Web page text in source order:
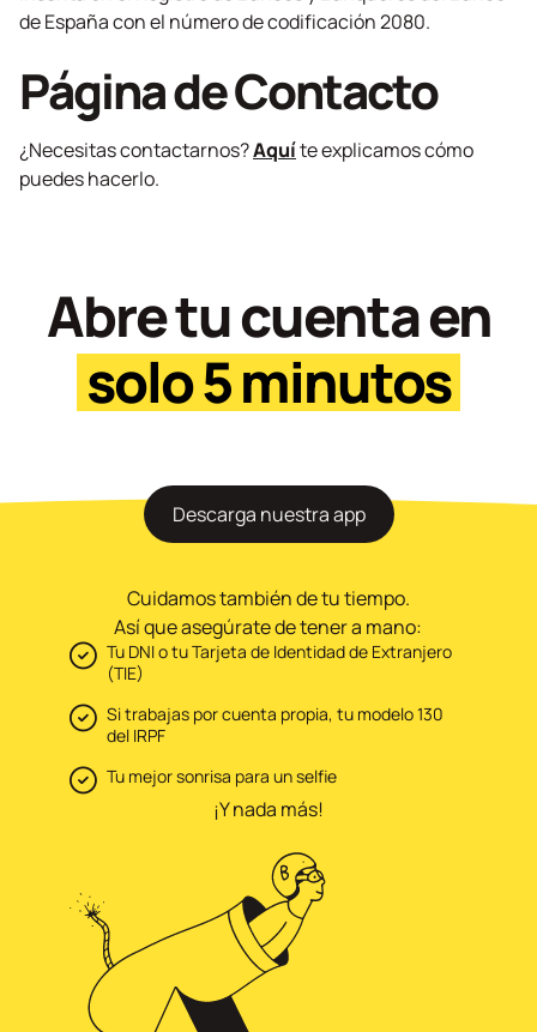
de España con el número de codificación 2080.
Página de Contacto
¿Necesitas contactarnos?Aquíte explicamos cómo
puedes hacerlo.
Abre tu cuenta en
solo 5 minutos
Descarga nuestra app
Cuidamos también de tu tiempo.
Así que asegúrate de tener a mano:
Tu DNI o tu Tarjeta de Identidad de Extranjero
(TIE)
Si trabajas por cuenta propia, tu modelo 130
del IRPF
Tu mejor sonrisa para un selfie
¡Y nada más!